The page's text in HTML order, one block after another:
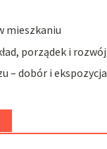
mieszkaniu
porządek i rozwój
– dobór i ekspozycja